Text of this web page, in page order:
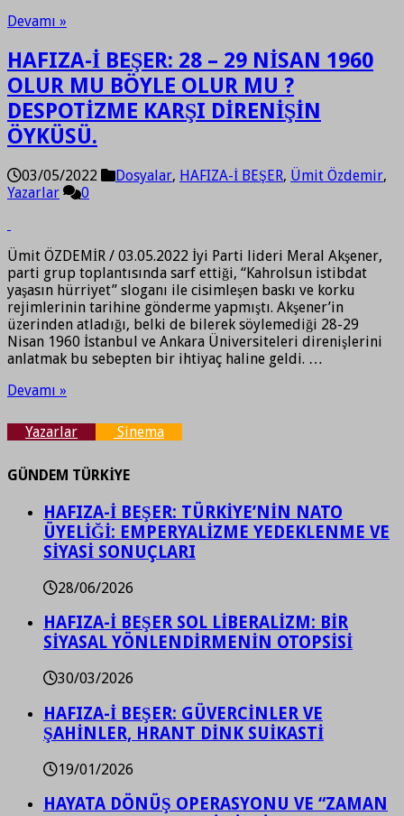
Devamı »
HAFIZA-İ BEŞER: 28 – 29 NİSAN 1960
OLUR MU BÖYLE OLUR MU ?
DESPOTİZME KARŞI DİRENİŞİN
ÖYKÜSÜ.
03/05/2022 Dosyalar, HAFIZA-İ BEŞER, Ümit Özdemir,
Yazarlar
0
Ümit ÖZDEMİR / 03.05.2022 İyi Parti lideri Meral Akşener,
parti grup toplantısında sarf ettiği, “Kahrolsun istibdat
yaşasın hürriyet” sloganı ile cisimleşen baskı ve korku
rejimlerinin tarihine gönderme yapmıştı. Akşener’in
üzerinden atladığı, belki de bilerek söylemediği 28-29
Nisan 1960 İstanbul ve Ankara Üniversiteleri direnişlerini
anlatmak bu sebepten bir ihtiyaç haline geldi. …
Devamı »
Yazarlar Sinema
GÜNDEM TÜRKİYE
HAFIZA-İ BEŞER: TÜRKİYE’NİN NATO
ÜYELİĞİ: EMPERYALİZME YEDEKLENME VE
SİYASİ SONUÇLARI
28/06/2026
HAFIZA-İ BEŞER SOL LİBERALİZM: BİR
SİYASAL YÖNLENDİRMENİN OTOPSİSİ
30/03/2026
HAFIZA-İ BEŞER: GÜVERCİNLER VE
ŞAHİNLER, HRANT DİNK SUİKASTİ
19/01/2026
HAYATA DÖNÜŞ OPERASYONU VE “ZAMAN